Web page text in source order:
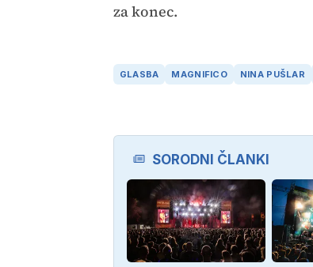
za konec.
GLASBA MAGNIFICO NINA PUŠLAR
SORODNI ČLANKI